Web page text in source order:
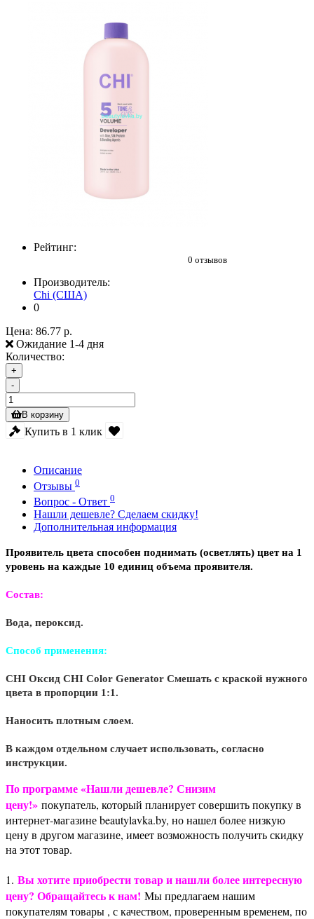
Рейтинг:
0 отзывов
Производитель:
Chi (США)
0
Цена: 86.77 р.
Ожидание 1-4 дня
Количество:
+
-
В корзину
Купить в 1 клик
Описание
Отзывы 0
Вопрос - Ответ 0
Нашли дешевле? Сделаем скидку!
Дополнительная информация
Проявитель цвета способен поднимать (осветлять) цвет на 1
уровень на каждые 10 единиц объема проявителя.
Состав:
Вода, пероксид.
Способ применения:
CHI Оксид CHI Color Generator Смешать с краской нужного
цвета в пропорции 1:1.
Наносить плотным слоем.
В каждом отдельном случает использовать, согласно
инструкции.
По программе «Нашли дешевле? Снизим
цену!» покупатель, который планирует совершить покупку в
интернет-магазине beautylavka.by, но нашел более низкую
цену в другом магазине, имеет возможность получить скидку
на этот товар.
1. Вы хотите приобрести товар и нашли более интересную
цену? Обращайтесь к нам! Мы предлагаем нашим
покупателям товары , с качеством, проверенным временем, по